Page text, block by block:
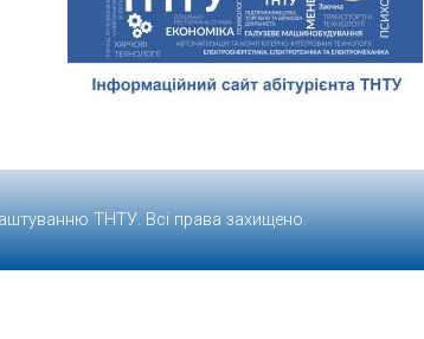
ТНТУ. Всі права захищено.